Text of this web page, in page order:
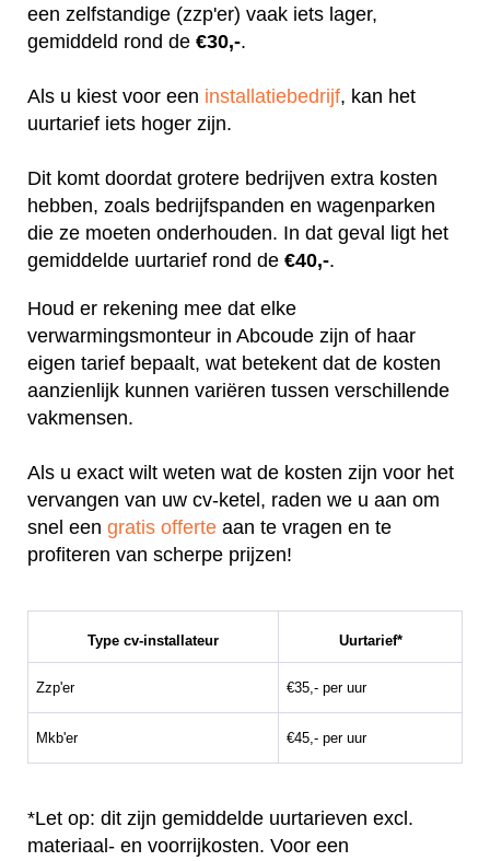
een zelfstandige (zzp'er) vaak iets lager,
gemiddeld rond de €30,-.
Als u kiest voor een installatiebedrijf, kan het
uurtarief iets hoger zijn.
Dit komt doordat grotere bedrijven extra kosten
hebben, zoals bedrijfspanden en wagenparken
die ze moeten onderhouden. In dat geval ligt het
gemiddelde uurtarief rond de €40,-.
Houd er rekening mee dat elke
verwarmingsmonteur in Abcoude zijn of haar
eigen tarief bepaalt, wat betekent dat de kosten
aanzienlijk kunnen variëren tussen verschillende
vakmensen.
Als u exact wilt weten wat de kosten zijn voor het
vervangen van uw cv-ketel, raden we u aan om
snel een gratis offerte aan te vragen en te
profiteren van scherpe prijzen!
Type cv-installateur Uurtarief*
Zzp'er €35,- per uur
Mkb'er €45,- per uur
*Let op: dit zijn gemiddelde uurtarieven excl.
materiaal- en voorrijkosten. Voor een